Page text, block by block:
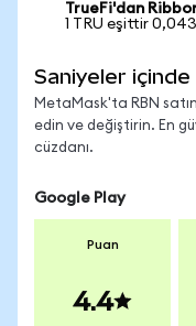
TrueFi'dan
1 TRU eşittir
Saniyeler içinde
MetaMask'ta RBN
edin ve değiştirin. En
cüzdanı.
Google Play
Puan
4.4